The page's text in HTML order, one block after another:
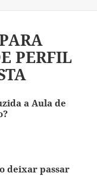
PERFIL
a Aula de
deixar passar